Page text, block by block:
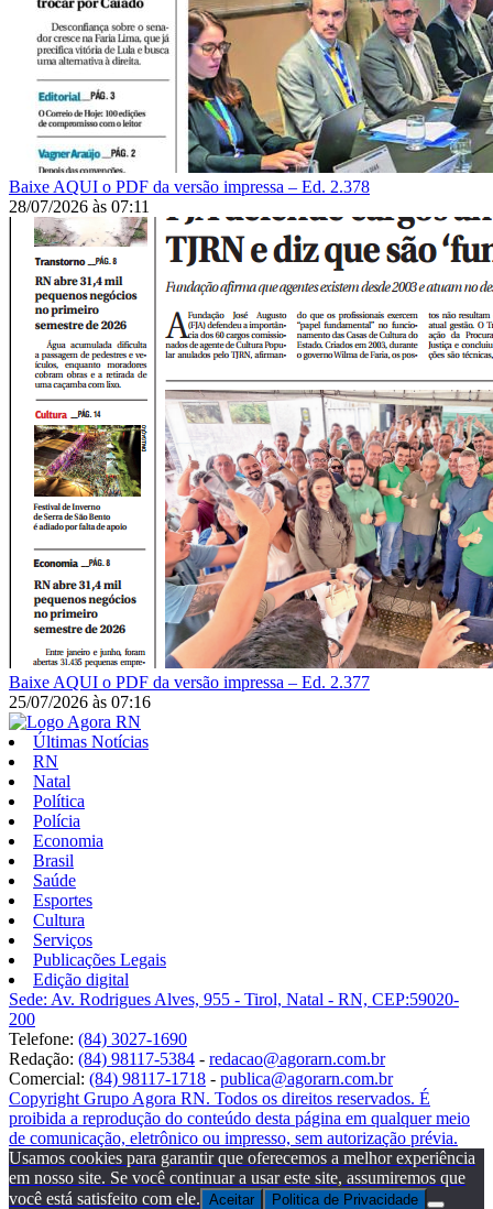
Baixe AQUI o PDF da versão impressa – Ed. 2.378
28/07/2026 às 07:11
Baixe AQUI o PDF da versão impressa – Ed. 2.377
25/07/2026 às 07:16
Últimas Notícias
RN
Natal
Política
Polícia
Economia
Brasil
Saúde
Esportes
Cultura
Serviços
Publicações Legais
Edição digital
Sede: Av. Rodrigues Alves, 955 - Tirol, Natal - RN, CEP:59020-
200
Telefone: (84) 3027-1690
Redação: (84) 98117-5384 - redacao@agorarn.com.br
Comercial: (84) 98117-1718 - publica@agorarn.com.br
Copyright Grupo Agora RN. Todos os direitos reservados. É
proibida a reprodução do conteúdo desta página em qualquer meio
de comunicação, eletrônico ou impresso, sem autorização prévia.
Usamos cookies para garantir que oferecemos a melhor experiência
em nosso site. Se você continuar a usar este site, assumiremos que
você está satisfeito com ele. Aceitar Politica de Privacidade